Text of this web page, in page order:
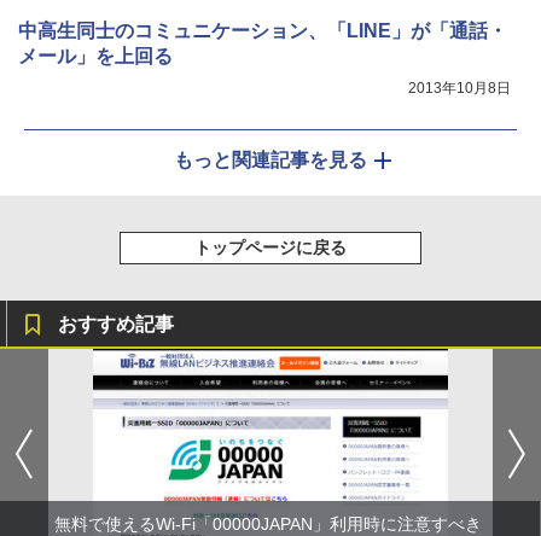
中高生同士のコミュニケーション、「LINE」が「通話・
メール」を上回る
2013年10月8日
もっと関連記事を見る
トップページに戻る
おすすめ記事
無料で使えるWi-Fi「00000JAPAN」利用時に注意すべき